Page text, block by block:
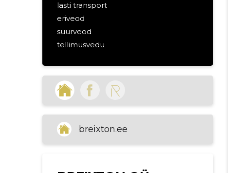
lasti transport
eriveod
suurveod
tellimusvedu
kiired kaubaveod
väikeveod
kaubavedu maanteel
breixton.ee